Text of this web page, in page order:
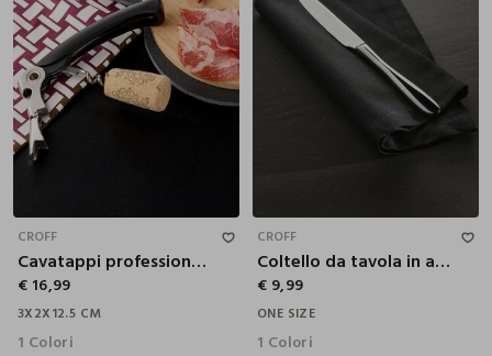
CROFF
Cavatappi professionale a doppia cerniera
€ 16,99
3X2X12.5 CM
1 Colori
CROFF
Coltello da tavola in acciaio
€ 9,99
ONE SIZE
1 Colori